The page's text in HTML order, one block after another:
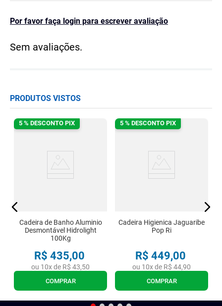
Por favor faça login para escrever avaliação
Sem avaliações.
PRODUTOS VISTOS
5 % DESCONTO PIX
Cadeira de Banho Aluminio
Desmontável Hidrolight
100Kg
R$ 435,00
ou 10x de R$ 43,50
COMPRAR
5 % DESCONTO PIX
Cadeira Higienica Jaguaribe
Pop Ri
R$ 449,00
ou 10x de R$ 44,90
COMPRAR